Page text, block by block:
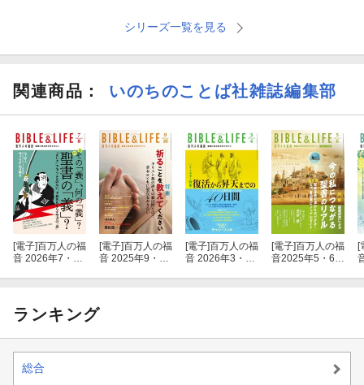
シリーズ一覧を見る
関連商品 ： いのちのことば社雑誌編集部
[電子]百万人の福
音 2026年7・8
[電子]百万人の福
音 2025年9・10
[電子]百万人の福
音 2026年3・4
[電子]百万人の福
音2025年5・6月
[
ランキング
総合